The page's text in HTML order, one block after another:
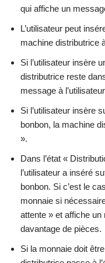
qui affiche un
L’utilisateur peut
machine distributrice
Si l’utilisateur insère
distributrice reste
message à
Si l’utilisateur insère
bonbon, la machine
».
Dans l’état «
l’utilisateur a inséré
bonbon. Si c’est le
monnaie si
attente » et affiche un
davantage de pièces.
Si la monnaie doit